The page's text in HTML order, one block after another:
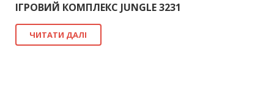
ІГРОВИЙ КОМПЛЕКС JUNGLE 3231
ЧИТАТИ ДАЛІ